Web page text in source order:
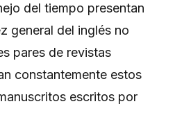
del tiempo presentan
general del inglés no
pares de revistas
constantemente estos
escritos por